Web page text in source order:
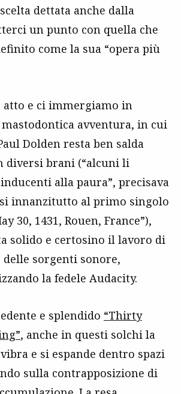
dettata anche dalla
un punto con quella che
come la sua “opera più
atto e ci immergiamo in
avventura, in cui
Dolden resta ben salda
diversi brani (“alcuni li
alla paura”, precisava
innanzitutto al primo singolo
30, 1431, Rouen, France”),
solido e certosino il lavoro di
sorgenti sonore,
la fedele Audacity.
e splendido “Thirty
, anche in questi solchi la
e si espande dentro spazi
sulla contrapposizione di